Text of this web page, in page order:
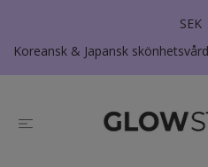
SEK
Koreansk & Japansk